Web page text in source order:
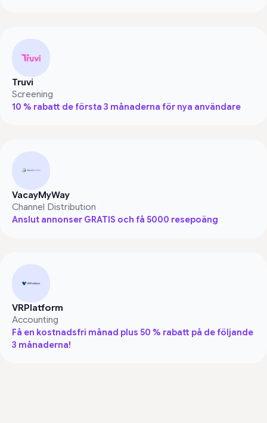
Truvi
Screening
10 % rabatt de första 3 månaderna för nya användare
VacayMyWay
Channel Distribution
Anslut annonser GRATIS och få 5000 resepoäng
VRPlatform
Accounting
Få en kostnadsfri månad plus 50 % rabatt på de följande
3 månaderna!